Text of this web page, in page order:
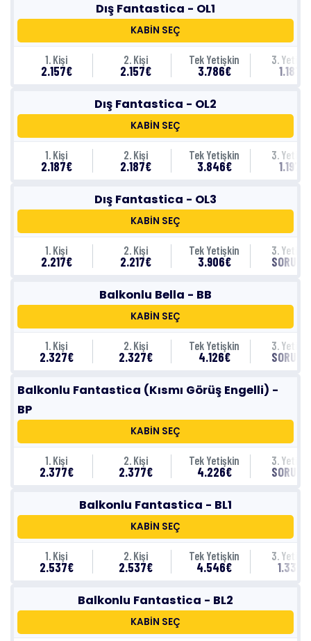
Dış Fantastica - OL1
KABİN SEÇ
1. Kişi
2.157€
2. Kişi
2.157€
Tek Yetişkin
3.786€
3.
1.187€
Dış Fantastica - OL2
KABİN SEÇ
1. Kişi
2.187€
2. Kişi
2.187€
Tek Yetişkin
3.846€
3.
1.197€
Dış Fantastica - OL3
KABİN SEÇ
1. Kişi
2.217€
2. Kişi
2.217€
Tek Yetişkin
3.906€
3.
Balkonlu Bella - BB
KABİN SEÇ
1. Kişi
2.327€
2. Kişi
2.327€
Tek Yetişkin
4.126€
3.
Balkonlu Fantastica (Kısmı Görüş Engelli) -
BP
KABİN SEÇ
1. Kişi
2.377€
2. Kişi
2.377€
Tek Yetişkin
4.226€
3.
Balkonlu Fantastica - BL1
KABİN SEÇ
1. Kişi
2.537€
2. Kişi
2.537€
Tek Yetişkin
4.546€
3.
1.337€
Balkonlu Fantastica - BL2
KABİN SEÇ